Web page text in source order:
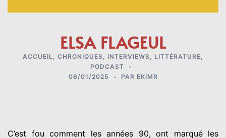
ELSA FLAGEUL
ACCUEIL CHRONIQUES INTERVIEWS LITTÉRATURE
PODCAST
06/01/2025
PAR EKIMR
C’est fou comment les années 90, ont marqué les